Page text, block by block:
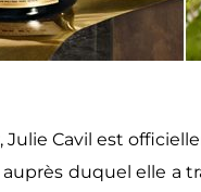
Julie Cavil est
auprès duquel elle a